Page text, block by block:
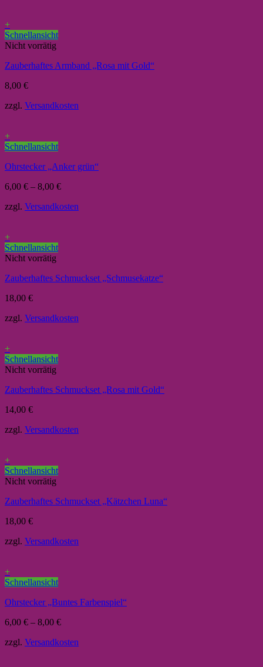
+
Schnellansicht
Nicht vorrätig
Zauberhaftes Armband „Rosa mit Gold“
8,00 €
zzgl. Versandkosten
+
Schnellansicht
Ohrstecker „Anker grün“
6,00 € – 8,00 €
zzgl. Versandkosten
+
Schnellansicht
Nicht vorrätig
Zauberhaftes Schmuckset „Schmusekatze“
18,00 €
zzgl. Versandkosten
+
Schnellansicht
Nicht vorrätig
Zauberhaftes Schmuckset „Rosa mit Gold“
14,00 €
zzgl. Versandkosten
+
Schnellansicht
Nicht vorrätig
Zauberhaftes Schmuckset „Kätzchen Luna“
18,00 €
zzgl. Versandkosten
+
Schnellansicht
Ohrstecker „Buntes Farbenspiel“
6,00 € – 8,00 €
zzgl. Versandkosten